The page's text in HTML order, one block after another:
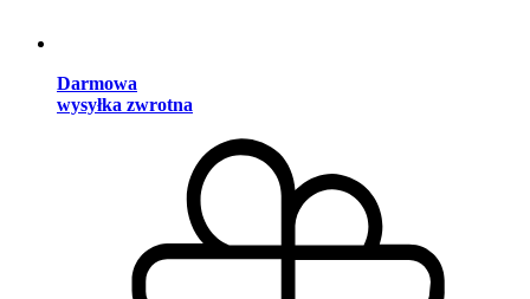
Darmowa
wysyłka zwrotna